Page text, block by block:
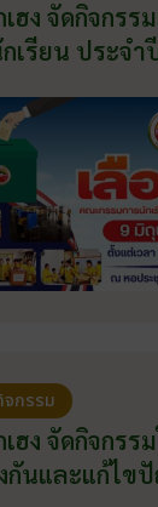
เฮง จัดกิจกร
เรียน ประจำ
มประชาธิปไต
ยน 2569
จกรรม
เฮง จัดกิจกรร
กันและแก้ไข